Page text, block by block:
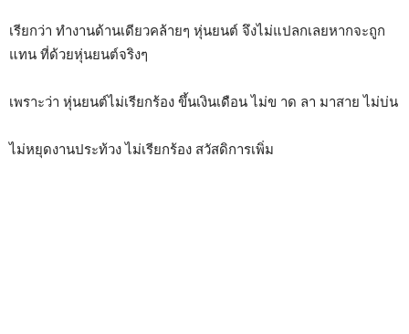
เรียกว่า ทำงานด้านเดียวคล้ายๆ หุ่นยนต์ จึงไม่แปลกเลยหากจะถูก
แทน ที่ด้วยหุ่นยนต์จริงๆ
เพราะว่า หุ่นยนต์ไม่เรียกร้อง ขึ้นเงินเดือน ไม่ข าด ลา มาสาย ไม่บ่น
ไม่หยุดงานประท้วง ไม่เรียกร้อง สวัสดิการเพิ่ม